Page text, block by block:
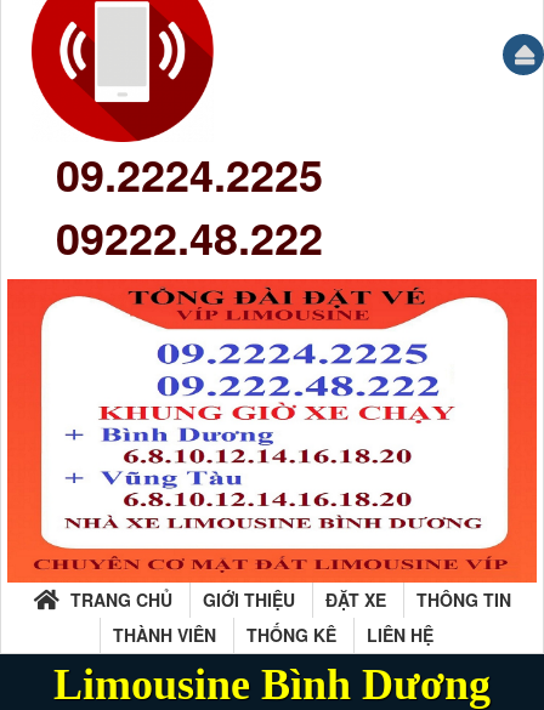
09.2224.2225
09222.48.222
TRANG CHỦ GIỚI THIỆU ĐẶT XE
THÔNG TIN
THÀNH VIÊN
THỐNG KÊ LIÊN HỆ
Limousine Bình Dương